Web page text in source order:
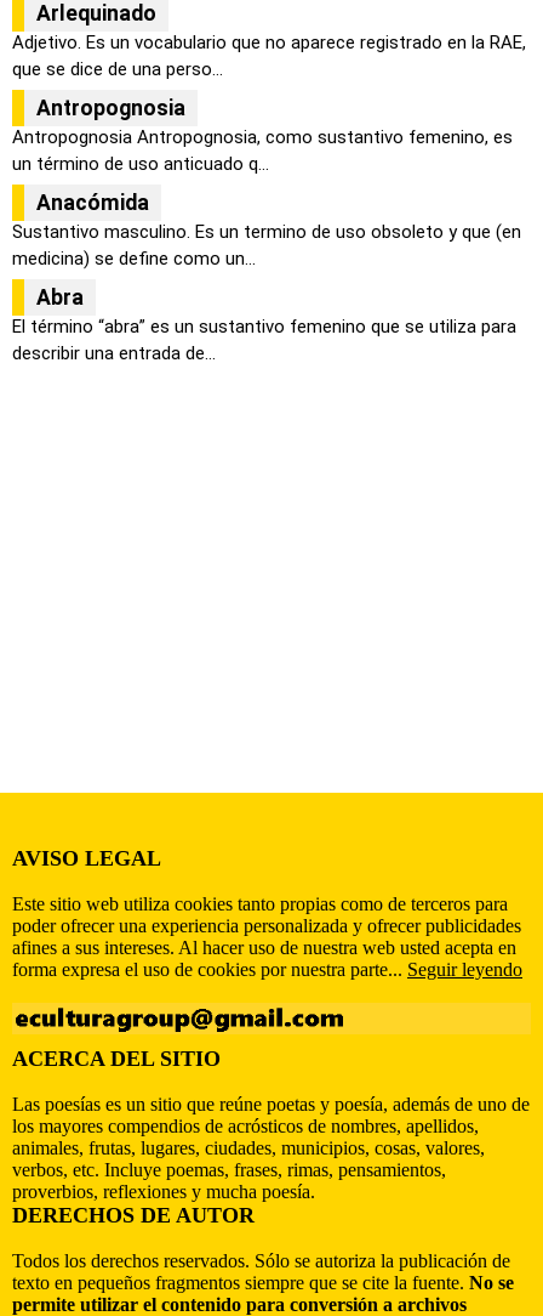
Arlequinado
Adjetivo. Es un vocabulario que no aparece registrado en la RAE,
que se dice de una perso...
Antropognosia
Antropognosia Antropognosia, como sustantivo femenino, es
un término de uso anticuado q...
Anacómida
Sustantivo masculino. Es un termino de uso obsoleto y que (en
medicina) se define como un...
Abra
El término “abra” es un sustantivo femenino que se utiliza para
describir una entrada de...
AVISO LEGAL
Este sitio web utiliza cookies tanto propias como de terceros para
poder ofrecer una experiencia personalizada y ofrecer publicidades
afines a sus intereses. Al hacer uso de nuestra web usted acepta en
forma expresa el uso de cookies por nuestra parte... Seguir leyendo
ACERCA DEL SITIO
Las poesías es un sitio que reúne poetas y poesía, además de uno de
los mayores compendios de acrósticos de nombres, apellidos,
animales, frutas, lugares, ciudades, municipios, cosas, valores,
verbos, etc. Incluye poemas, frases, rimas, pensamientos,
proverbios, reflexiones y mucha poesía.
DERECHOS DE AUTOR
Todos los derechos reservados. Sólo se autoriza la publicación de
texto en pequeños fragmentos siempre que se cite la fuente. No se
permite utilizar el contenido para conversión a archivos